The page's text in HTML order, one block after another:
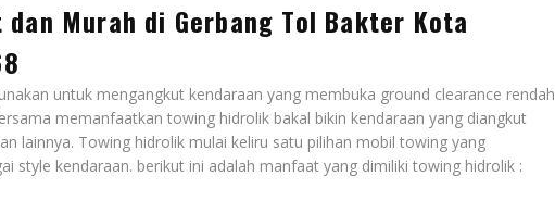
Murah di Gerbang Tol Bakter Kota
untuk mengangkut kendaraan yang membuka ground clearance rendah
memanfaatkan towing hidrolik bakal bikin kendaraan yang diangkut
lainnya. Towing hidrolik mulai keliru satu pilihan mobil towing yang
style kendaraan. berikut ini adalah manfaat yang dimiliki towing hidrolik :